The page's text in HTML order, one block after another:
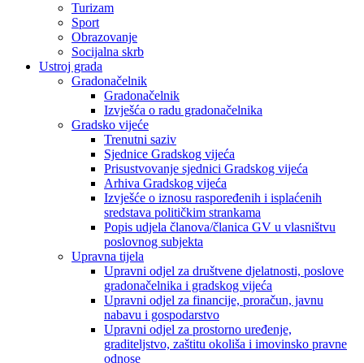
Turizam
Sport
Obrazovanje
Socijalna skrb
Ustroj grada
Gradonačelnik
Gradonačelnik
Izvješća o radu gradonačelnika
Gradsko vijeće
Trenutni saziv
Sjednice Gradskog vijeća
Prisustvovanje sjednici Gradskog vijeća
Arhiva Gradskog vijeća
Izvješće o iznosu raspoređenih i isplaćenih
sredstava političkim strankama
Popis udjela članova/članica GV u vlasništvu
poslovnog subjekta
Upravna tijela
Upravni odjel za društvene djelatnosti, poslove
gradonačelnika i gradskog vijeća
Upravni odjel za financije, proračun, javnu
nabavu i gospodarstvo
Upravni odjel za prostorno uređenje,
graditeljstvo, zaštitu okoliša i imovinsko pravne
odnose